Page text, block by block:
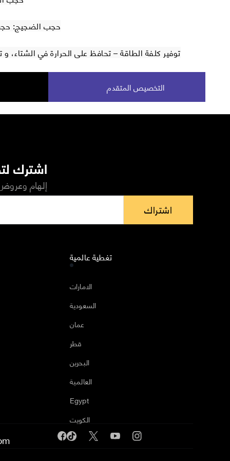
حجب الضجيج: حجب 40 % من الضجيج
توفير كلفة الطاقة – تحافظ على الحرارة في
التخصيص المتقدم
اشترك
إلهام
اشتراك
تغطية عالمية
الامارات
السعودية
عمان
قطر
البحرين
العالمية
Egypt
الكويت